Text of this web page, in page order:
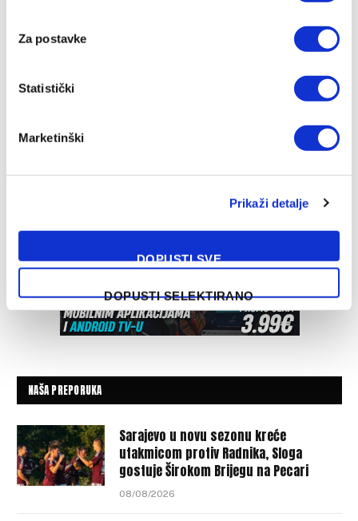
Za postavke
Statistički
Marketinški
Prikaži detalje
DOPUSTI SVE
DOPUSTI SELEKTIRANO
NAŠA PREPORUKA
Sarajevo u novu sezonu kreće
utakmicom protiv Radnika, Sloga
gostuje Širokom Brijegu na Pecari
08/08/2026